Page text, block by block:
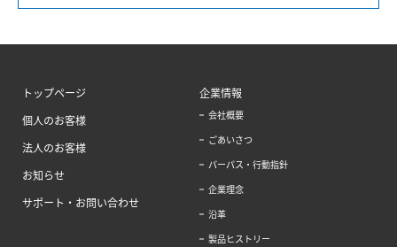
トップページ
個人のお客様
法人のお客様
お知らせ
サポート・お問い合わせ
企業情報
会社概要
ごあいさつ
パーパス・行動指針
企業理念
沿革
製品ヒストリー